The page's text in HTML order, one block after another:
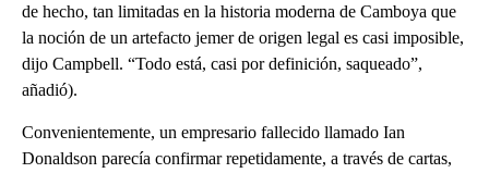
de hecho, tan limitadas en la historia moderna de Camboya que
la noción de un artefacto jemer de origen legal es casi imposible,
dijo Campbell. “Todo está, casi por definición, saqueado”,
añadió).
Convenientemente, un empresario fallecido llamado Ian
Donaldson parecía confirmar repetidamente, a través de cartas,